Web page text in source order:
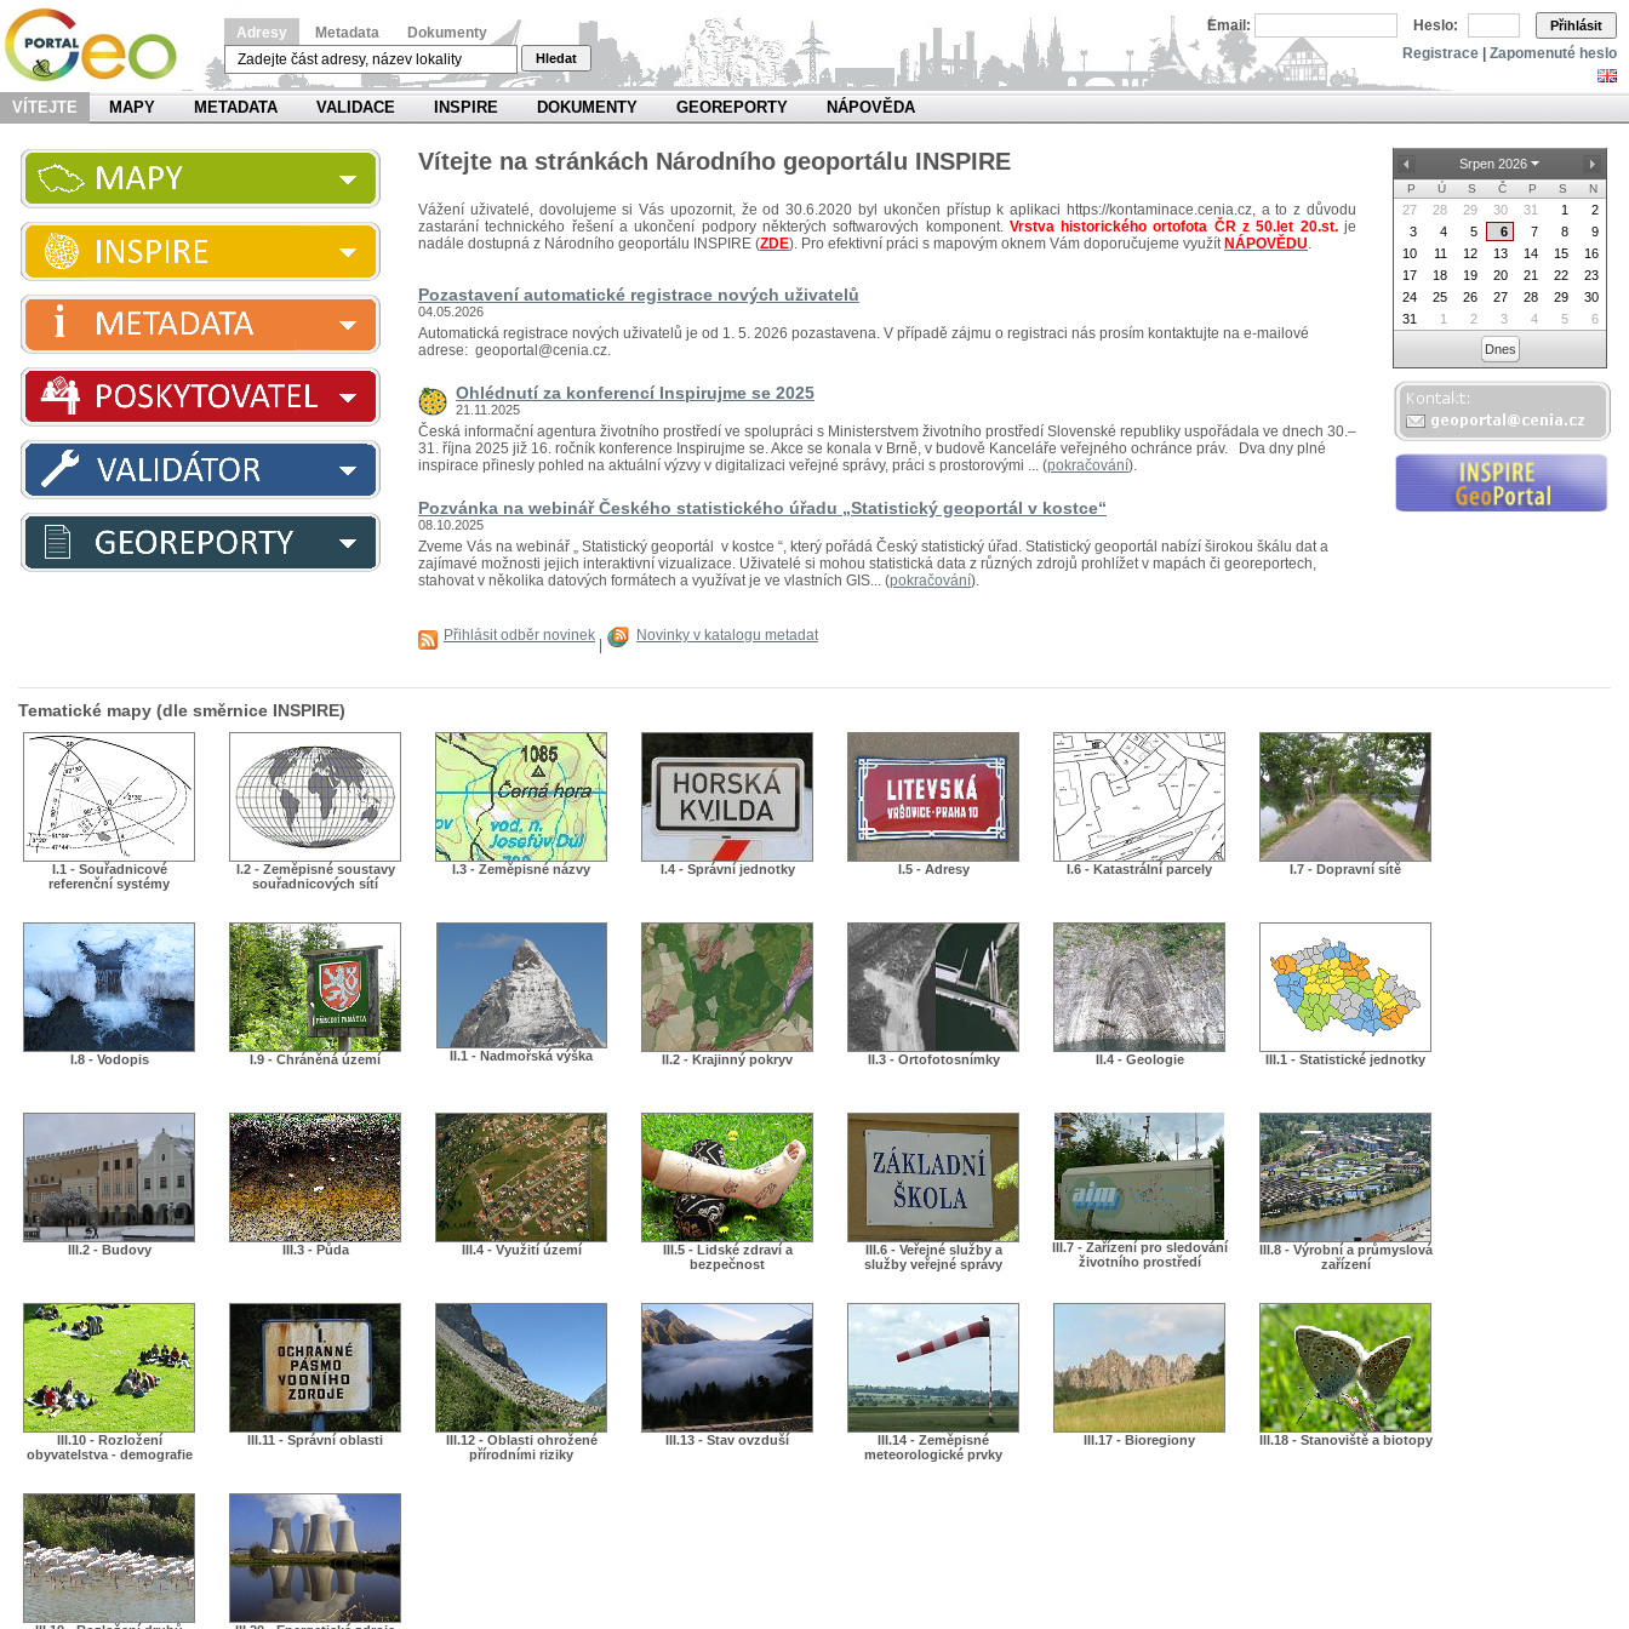
Adresy Metadata Dokumenty
Hledat
Email: Heslo: Přihlásit
Registrace Zapomenuté heslo
VÍTEJTE MAPY METADATA VALIDACE INSPIRE DOKUMENTY GEOREPORTY NÁPOVĚDA
Vítejte na stránkách Národního geoportálu INSPIRE
Vážení uživatelé, dovolujeme si Vás upozornit, že od 30.6.2020 byl ukončen přístup k aplikaci https://kontaminace.cenia.cz, a to z důvodu
zastarání technického řešení a ukončení podpory některých softwarových komponent. Vrstva historického ortofota ČR z 50.let 20.st.je
nadále dostupná z Národního geoportálu INSPIRE (ZDE). Pro efektivní práci s mapovým oknem Vám doporučujeme využít NÁPOVĚDU.
Pozastavení automatické registrace nových uživatelů
04.05.2026
Automatická registrace nových uživatelů je od 1. 5. 2026 pozastavena. V případě zájmu o registraci nás prosím kontaktujte na e-mailové
adrese: geoportal@cenia.cz.
Ohlédnutí za konferencí Inspirujme se 2025
21.11.2025
Česká informační agentura životního prostředí ve spolupráci s Ministerstvem životního prostředí Slovenské republiky uspořádala ve dnech 30.–
31. října 2025 již 16. ročník konference Inspirujme se. Akce se konala v Brně, v budově Kanceláře veřejného ochránce práv. Dva dny plné
inspirace přinesly pohled na aktuální výzvy v digitalizaci veřejné správy, práci s prostorovými ... (pokračování).
Pozvánka na webinář Českého statistického úřadu „Statistický geoportál v kostce“
08.10.2025
Zveme Vás na webinář „ Statistický geoportál v kostce “, který pořádá Český statistický úřad. Statistický geoportál nabízí širokou škálu dat a
zajímavé možnosti jejich interaktivní vizualizace. Uživatelé si mohou statistická data z různých zdrojů prohlížet v mapách či georeportech,
stahovat v několika datových formátech a využívat je ve vlastních GIS... (pokračování).
Přihlásit odběr novinek Novinky v katalogu metadat
Srpen 2026
P Ú S Č P S N
27 28 29 30 31 1
2
3
4 5 6 7 8
9
10
11 12 13 14 15
16
17
18 19 20 21 22
23
24
25 26 27 28 29
30
31
1 2 3 4 5 6
Dnes
Tematické mapy (dle směrnice INSPIRE)
I.1 - Souřadnicové
referenční systémy
I.2 - Zeměpisné soustavy
souřadnicových sítí
I.3 - Zeměpisné názvy I.4 - Správní jednotky I.5 - Adresy I.6 - Katastrální parcely I.7 - Dopravní sítě
I.8 - Vodopis I.9 - Chráněná území II.1 - Nadmořská výška II.2 - Krajinný pokryv II.3 - Ortofotosnímky II.4 - Geologie III.1 - Statistické jednotky
III.2 - Budovy III.3 - Půda III.4 - Využití území
III.5 - Lidské zdraví a
bezpečnost
III.6 - Veřejné služby a
služby veřejné správy
III.7 - Zařízení pro sledování
životního prostředí
III.8 - Výrobní a průmyslová
zařízení
III.10 - Rozložení
obyvatelstva - demografie
III.11 - Správní oblasti
III.12 - Oblasti ohrožené
přírodními riziky
III.13 - Stav ovzduší
III.14 - Zeměpisné
meteorologické prvky
III.17 - Bioregiony III.18 - Stanoviště a biotopy